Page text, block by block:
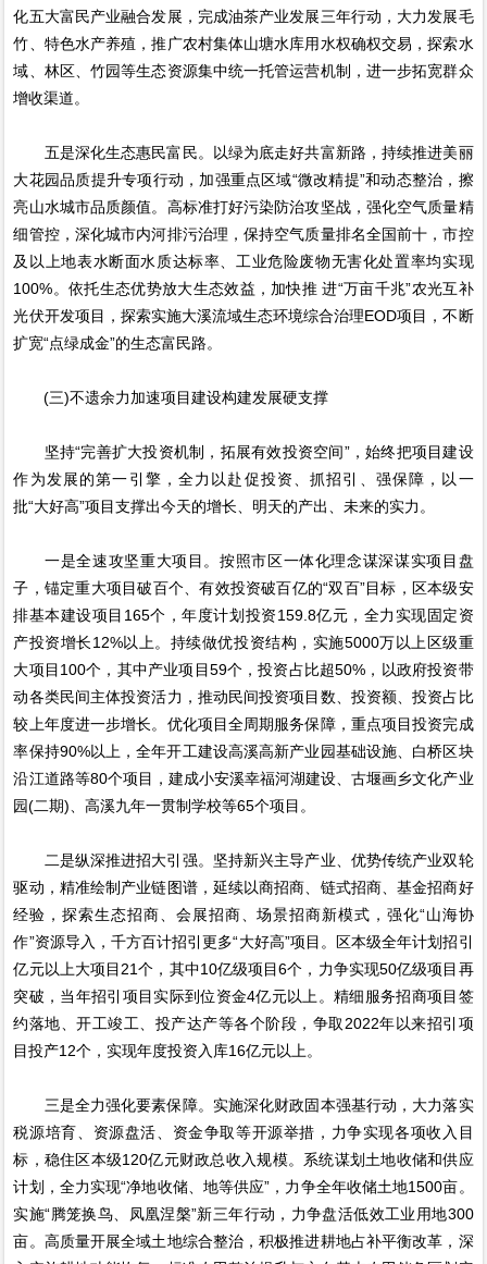
化五大富民产业融合发展，完成油茶产业发展三年行动，大力发展毛
竹、特色水产养殖，推广农村集体山塘水库用水权确权交易，探索水
域、林区、竹园等生态资源集中统一托管运营机制，进一步拓宽群众
增收渠道。
五是深化生态惠民富民。以绿为底走好共富新路，持续推进美丽
大花园品质提升专项行动，加强重点区域“微改精提”和动态整治，擦
亮山水城市品质颜值。高标准打好污染防治攻坚战，强化空气质量精
细管控，深化城市内河排污治理，保持空气质量排名全国前十，市控
及以上地表水断面水质达标率、工业危险废物无害化处置率均实现
100%。依托生态优势放大生态效益，加快推 进“万亩千兆”农光互补
光伏开发项目，探索实施大溪流域生态环境综合治理EOD项目，不断
扩宽“点绿成金”的生态富民路。
(三)不遗余力加速项目建设构建发展硬支撑
坚持“完善扩大投资机制，拓展有效投资空间”，始终把项目建设
作为发展的第一引擎，全力以赴促投资、抓招引、强保障，以一
批“大好高”项目支撑出今天的增长、明天的产出、未来的实力。
一是全速攻坚重大项目。按照市区一体化理念谋深谋实项目盘
子，锚定重大项目破百个、有效投资破百亿的“双百”目标，区本级安
排基本建设项目165个，年度计划投资159.8亿元，全力实现固定资
产投资增长12%以上。持续做优投资结构，实施5000万以上区级重
大项目100个，其中产业项目59个，投资占比超50%，以政府投资带
动各类民间主体投资活力，推动民间投资项目数、投资额、投资占比
较上年度进一步增长。优化项目全周期服务保障，重点项目投资完成
率保持90%以上，全年开工建设高溪高新产业园基础设施、白桥区块
沿江道路等80个项目，建成小安溪幸福河湖建设、古堰画乡文化产业
园(二期)、高溪九年一贯制学校等65个项目。
二是纵深推进招大引强。坚持新兴主导产业、优势传统产业双轮
驱动，精准绘制产业链图谱，延续以商招商、链式招商、基金招商好
经验，探索生态招商、会展招商、场景招商新模式，强化“山海协
作”资源导入，千方百计招引更多“大好高”项目。区本级全年计划招引
亿元以上大项目21个，其中10亿级项目6个，力争实现50亿级项目再
突破，当年招引项目实际到位资金4亿元以上。精细服务招商项目签
约落地、开工竣工、投产达产等各个阶段，争取2022年以来招引项
目投产12个，实现年度投资入库16亿元以上。
三是全力强化要素保障。实施深化财政固本强基行动，大力落实
税源培育、资源盘活、资金争取等开源举措，力争实现各项收入目
标，稳住区本级120亿元财政总收入规模。系统谋划土地收储和供应
计划，全力实现“净地收储、地等供应”，力争全年收储土地1500亩。
实施“腾笼换鸟、凤凰涅槃”新三年行动，力争盘活低效工业用地300
亩。高质量开展全域土地综合整治，积极推进耕地占补平衡改革，深